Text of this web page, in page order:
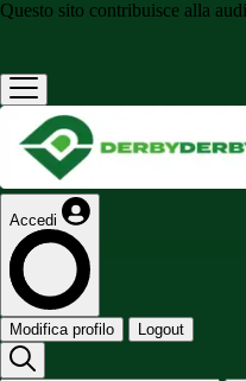
Questo sito contribuisce alla
Accedi
Modifica profilo Logout